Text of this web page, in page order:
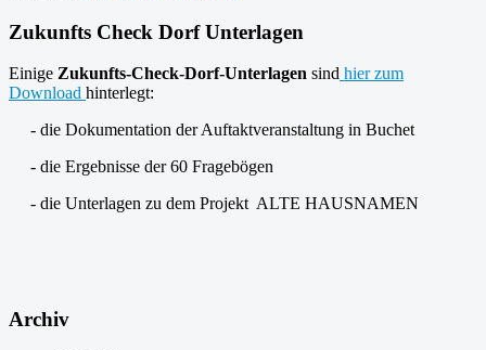
Zukunfts Check Dorf Unterlagen
Einige Zukunfts-Check-Dorf-Unterlagen sind hier zum
Download hinterlegt:
- die Dokumentation der Auftaktveranstaltung in Buchet
- die Ergebnisse der 60 Fragebögen
- die Unterlagen zu dem Projekt ALTE HAUSNAMEN
Archiv